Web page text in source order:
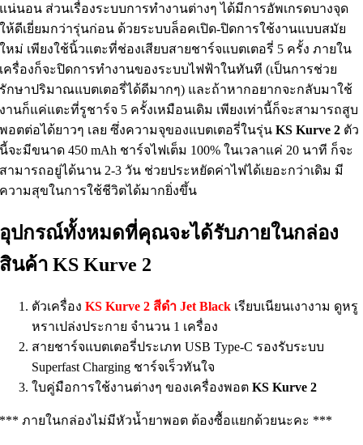
แน่นอน ส่วนเรื่องระบบการทำงานต่างๆ ได้มีการอัพเกรดบางจุด
ให้ดีเยี่ยมกว่ารุ่นก่อน ด้วยระบบล็อคเปิด-ปิดการใช้งานแบบสมัย
ใหม่ เพียงใช้นิ้วแตะที่ช่องเสียบสายชาร์จแบตเตอรี่ 5 ครั้ง ภายใน
เครื่องก็จะปิดการทำงานของระบบไฟฟ้าในทันที (เป็นการช่วย
รักษาปริมาณแบตเตอรี่ได้ดีมากๆ) และถ้าหากอยากจะกลับมาใช้
งานก็แค่แตะที่รูชาร์จ 5 ครั้งเหมือนเดิม เพียงเท่านี้ก็จะสามารถสูบ
พอตต่อได้ยาวๆ เลย ซึ่งความจุของแบตเตอรี่ในรุ่นKS Kurve 2 ตัว
นี้จะมีขนาด 450 mAh ชาร์จไฟเต็ม 100% ในเวลาแค่ 20 นาที ก็จะ
สามารถอยู่ได้นาน 2-3 วัน ช่วยประหยัดค่าไฟได้เยอะกว่าเดิม มี
ความสุขในการใช้ชีวิตได้มากยิ่งขึ้น
อุปกรณ์ทั้งหมดที่คุณจะได้รับภายในกล่อง
สินค้า KS Kurve 2
ตัวเครื่องKS Kurve 2 สีดำ Jet Black เรียบเนียนเงางาม ดูหรู
หราเปล่งประกาย จำนวน 1 เครื่อง
สายชาร์จแบตเตอรี่ประเภท USB Type-C รองรับระบบ
Superfast Charging ชาร์จเร็วทันใจ
ใบคู่มือการใช้งานต่างๆ ของเครื่องพอตKS Kurve 2
*** ภายในกล่องไม่มีหัวน้ำยาพอต ต้องซื้อแยกด้วยนะคะ ***